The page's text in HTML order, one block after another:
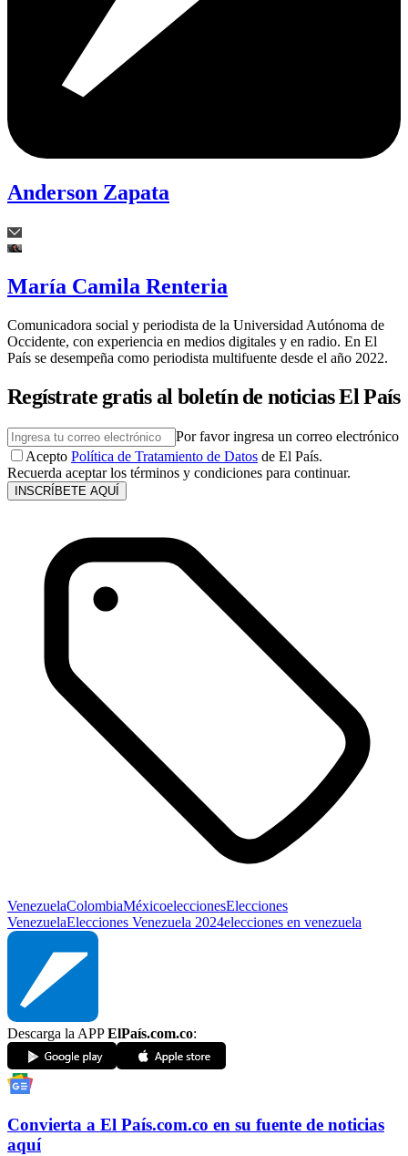
Anderson Zapata
María Camila Renteria
Comunicadora social y periodista de la Universidad Autónoma de
Occidente, con experiencia en medios digitales y en radio. En El
País se desempeña como periodista multifuente desde el año 2022.
Regístrate gratis al boletín de noticias El País
Por favor ingresa un correo electrónico
Acepto Política de Tratamiento de Datos de El País.
Recuerda aceptar los términos y condiciones para continuar.
INSCRÍBETE AQUÍ
VenezuelaColombiaMéxicoeleccionesElecciones
VenezuelaElecciones Venezuela 2024elecciones en venezuela
Descarga la APPElPaís.com.co:
Convierta a El País.com.co en su fuente de noticias
aquí